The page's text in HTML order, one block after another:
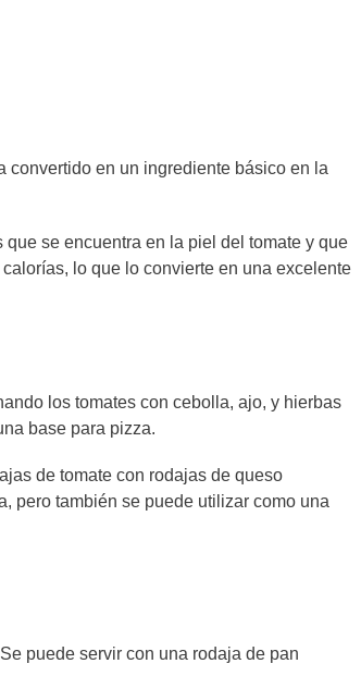
convertido en un ingrediente básico en la
se encuentra en la piel del tomate y que
lo que lo convierte en una excelente
los tomates con cebolla, ajo, y hierbas
base para pizza.
de tomate con rodajas de queso
pero también se puede utilizar como una
puede servir con una rodaja de pan